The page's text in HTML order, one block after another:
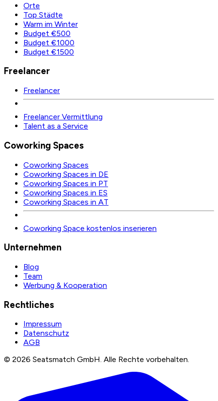
Orte
Top Städte
Warm im Winter
Budget €500
Budget €1000
Budget €1500
Freelancer
Freelancer
Freelancer Vermittlung
Talent as a Service
Coworking Spaces
Coworking Spaces
Coworking Spaces in DE
Coworking Spaces in PT
Coworking Spaces in ES
Coworking Spaces in AT
Coworking Space kostenlos inserieren
Unternehmen
Blog
Team
Werbung & Kooperation
Rechtliches
Impressum
Datenschutz
AGB
© 2026 Seatsmatch GmbH. Alle Rechte vorbehalten.